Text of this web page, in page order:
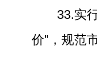
33.实
价”，规范